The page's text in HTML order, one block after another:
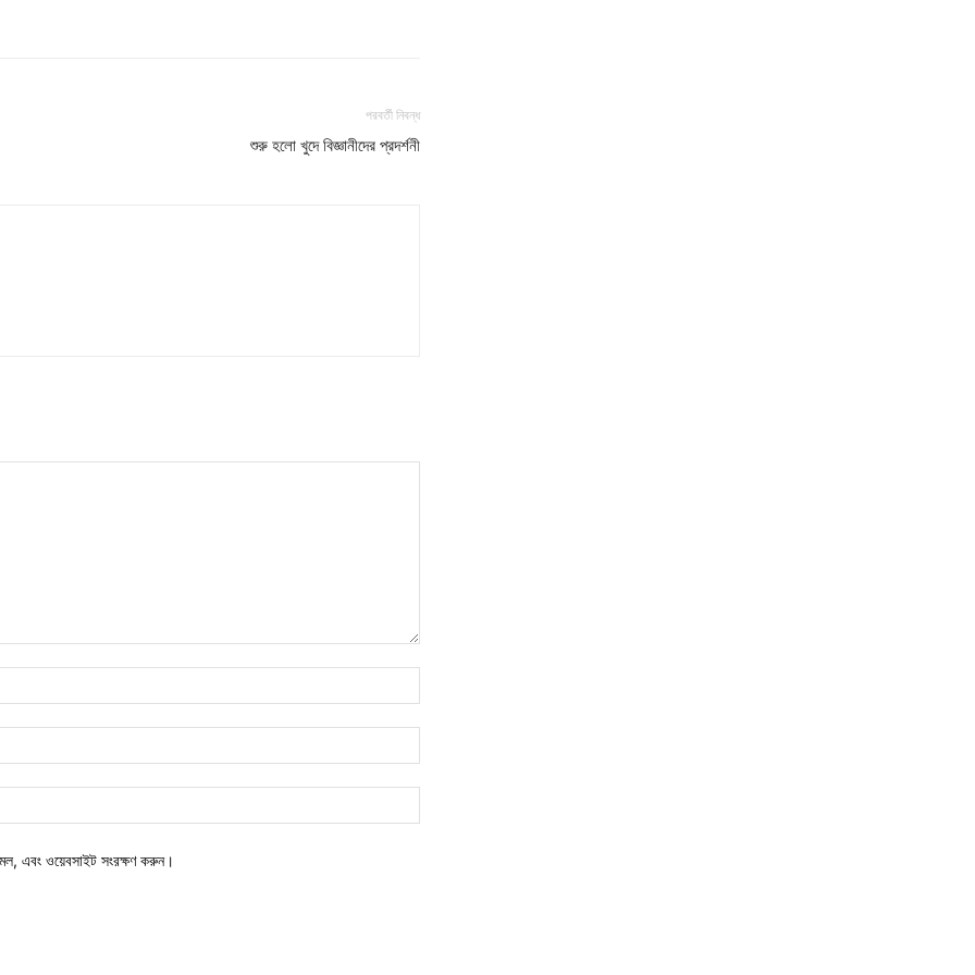
পরবর্তী নিবন্ধ
শুরু হলো খুদে বিজ্ঞানীদের প্রদর্শনী
এবং ওয়েবসাইট সংরক্ষণ করুন।